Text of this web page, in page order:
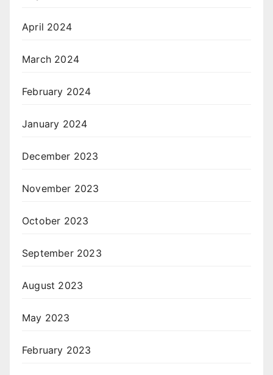
April 2024
March 2024
February 2024
January 2024
December 2023
November 2023
October 2023
September 2023
August 2023
May 2023
February 2023